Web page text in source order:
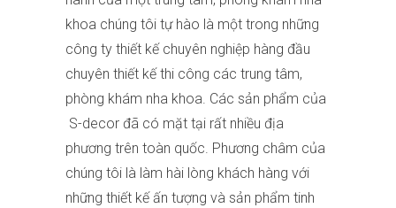
khoa chúng tôi tự hào là một trong những
công ty thiết kế chuyên nghiệp hàng đầu
chuyên thiết kế thi công các trung tâm,
phòng khám nha khoa. Các sản phẩm của
S-decor đã có mặt tại rất nhiều địa
phương trên toàn quốc. Phương châm của
chúng tôi là làm hài lòng khách hàng với
những thiết kế ấn tượng và sản phẩm tinh